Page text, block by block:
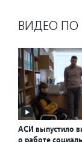
ВИДЕО ПО
АСИ выпустило
о работе